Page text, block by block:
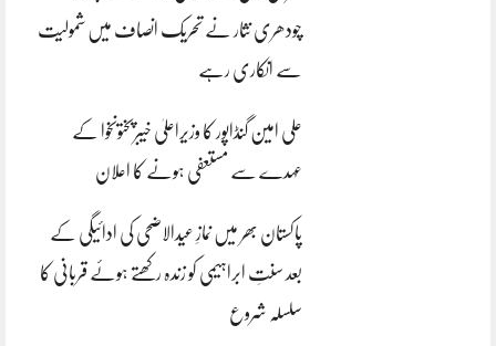
چودھری نثار نے تحریک انصاف میں شمولیت
سے انکاری رہے
علی امین گنڈاپور کا وزیراعلیٰ خیبرپختونخوا کے
عہدے سے مستعفی ہونے کا اعلان
پاکستان بھر میں نمازِ عیدالاضحی کی ادائیگی کے
بعد سنتِ ابراہیمی کو زندہ رکھتے ہوئے قربانی کا
سلسلہ شروع